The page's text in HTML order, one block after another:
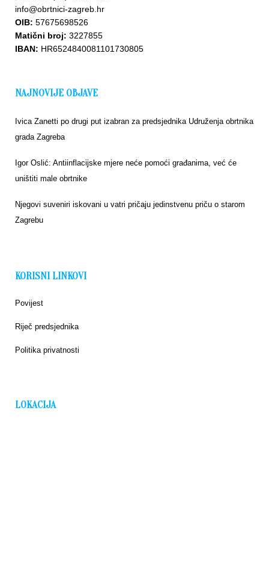
info@obrtnici-zagreb.hr
OIB: 57675698526
Matični broj: 3227855
IBAN: HR6524840081101730805
NAJNOVIJE OBJAVE
Ivica Zanetti po drugi put izabran za predsjednika Udruženja obrtnika
grada Zagreba
Igor Oslić: Antiinflacijske mjere neće pomoći građanima, već će
uništiti male obrtnike
Njegovi suveniri iskovani u vatri pričaju jedinstvenu priču o starom
Zagrebu
KORISNI LINKOVI
Povijest
Riječ predsjednika
Politika privatnosti
LOKACIJA